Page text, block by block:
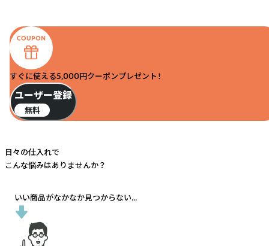
すぐに使える5,000円クーポンプレゼント！
ユーザー登録
無料
日々の仕入れで
こんな悩みはありませんか？
いい商品がなかなか見つからない...